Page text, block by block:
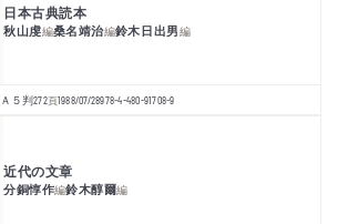
日本古典読本
秋山虔編桑名靖治編鈴木日出男編
Ａ５判272頁1988/07/28978-4-480-91708-9
近代の文章
分銅惇作編鈴木醇爾編